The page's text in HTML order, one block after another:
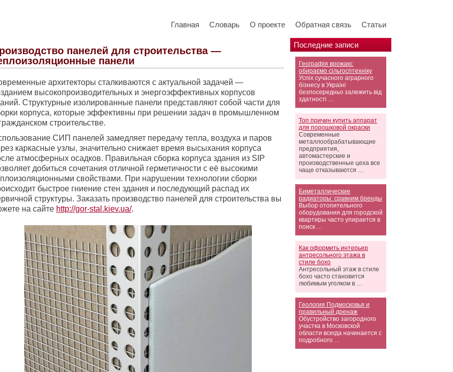
Главная Словарь О проекте Обратная связь Статьи
Последние записи
Географія врожаю:
обираємо сільгосптехніку
Успіх сучасного аграрного
бізнесу в Україні
безпосередньо залежить від
здатності …
Топ причин купить аппарат
для порошковой окраски
Современные
металлообрабатывающие
предприятия,
автомастерские и
производственные цеха все
чаще отказываются …
Биметаллические
радиаторы: сравним бренды
Выбор отопительного
оборудования для городской
квартиры часто упирается в
поиск …
Как оформить интерьер
антресольного этажа в
стиле бохо
Антресольный этаж в стиле
бохо часто становится
любимым уголком в …
Геология Подмосковья и
правильный дренаж
Обустройство загородного
участка в Московской
области всегда начинается с
подробного …
панелей для строительства —
панели
архитекторы сталкиваются с актуальной задачей —
высокопроизводительных и энергоэффективных корпусов
Структурные изолированные панели представляют собой части для
корпуса, которые эффективны при решении задач в промышленном
строительстве.
СИП панелей замедляет передачу тепла, воздуха и паров
каркасные узлы, значительно снижает время высыхания корпуса
атмосферных осадков. Правильная сборка корпуса здания из SIP
добиться сочетания отличной герметичности с её высокими
свойствами. При нарушении технологии сборки
быстрое гниение стен здания и последующий распад их
структуры. Заказать производство панелей для строительства вы
на сайте http://gor-stal.kiev.ua/.